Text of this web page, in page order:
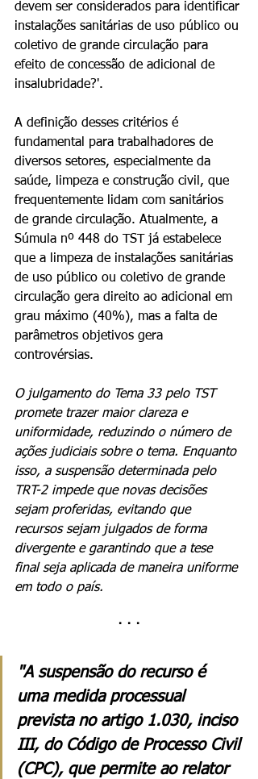
devem ser considerados para identificar
instalações sanitárias de uso público ou
coletivo de grande circulação para
efeito de concessão de adicional de
insalubridade?'.
A definição desses critérios é
fundamental para trabalhadores de
diversos setores, especialmente da
saúde, limpeza e construção civil, que
frequentemente lidam com sanitários
de grande circulação. Atualmente, a
Súmula nº 448 do TST já estabelece
que a limpeza de instalações sanitárias
de uso público ou coletivo de grande
circulação gera direito ao adicional em
grau máximo (40%), mas a falta de
parâmetros objetivos gera
controvérsias.
O julgamento do Tema 33 pelo TST
promete trazer maior clareza e
uniformidade, reduzindo o número de
ações judiciais sobre o tema. Enquanto
isso, a suspensão determinada pelo
TRT-2 impede que novas decisões
sejam proferidas, evitando que
recursos sejam julgados de forma
divergente e garantindo que a tese
final seja aplicada de maneira uniforme
em todo o país.
· · ·
"A suspensão do recurso é
uma medida processual
prevista no artigo 1.030, inciso
III, do Código de Processo Civil
(CPC), que permite ao relator